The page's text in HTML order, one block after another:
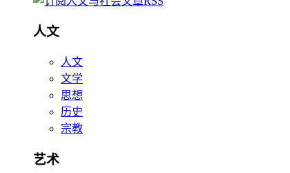
人文
人文
文学
思想
历史
宗教
艺术